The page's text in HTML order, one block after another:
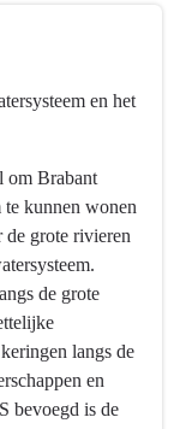
en het
om Brabant
te kunnen wonen
grote rivieren
de grote
langs de
en
bevoegd is de